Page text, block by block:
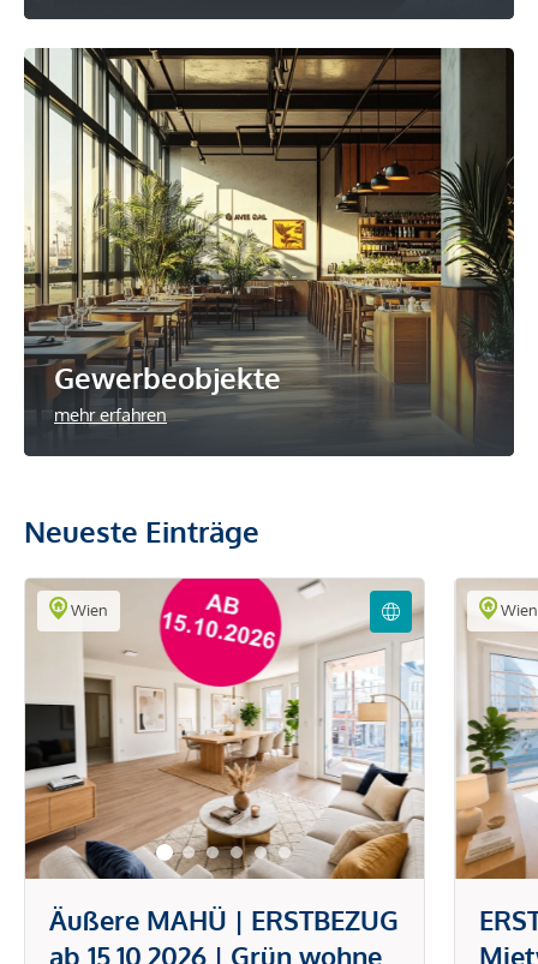
Gewerbeobjekte
mehr erfahren
Neueste Einträge
Wien
Äußere MAHÜ | ERSTBEZUG
ab 15.10.2026 | Grün wohnen
Wien